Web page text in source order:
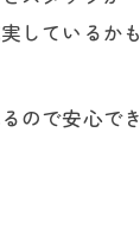
しているか
ので安心で